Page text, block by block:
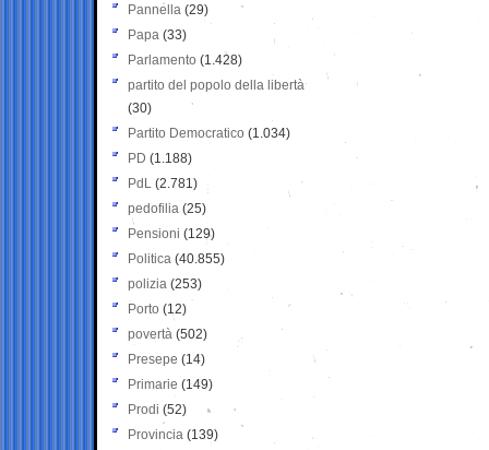
Pannella (29)
Papa (33)
Parlamento (1.428)
partito del popolo della libertà
(30)
Partito Democratico (1.034)
PD (1.188)
PdL (2.781)
pedofilia (25)
Pensioni (129)
Politica (40.855)
polizia (253)
Porto (12)
povertà (502)
Presepe (14)
Primarie (149)
Prodi (52)
Provincia (139)